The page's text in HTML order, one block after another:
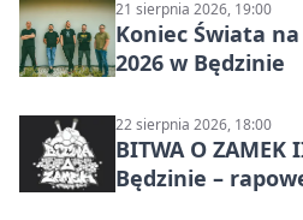
21 sierpnia 2026, 19:00
Koniec Świata
2026 w Będzinie
22 sierpnia 2026, 18:00
BITWA O ZAMEK
Będzinie –